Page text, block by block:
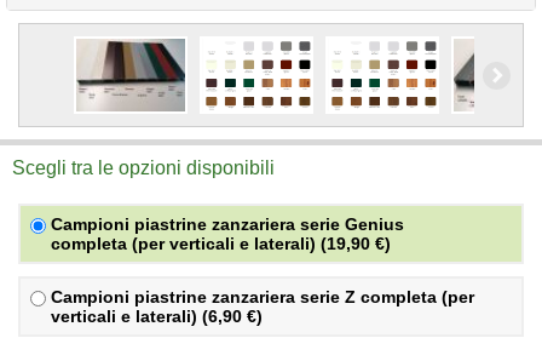
Scegli tra le opzioni disponibili
Campioni piastrine zanzariera serie Genius
completa (per verticali e laterali) (19,90 €)
Campioni piastrine zanzariera serie Z completa (per
verticali e laterali) (6,90 €)